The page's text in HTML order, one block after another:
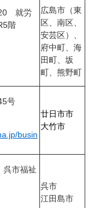
就労
階
広島市（東
区、南区、
安芸区）、
府中町、海
田町、坂
町、 熊野町
号
busin
廿日市市
大竹市
呉市福祉
呉市
江田島市